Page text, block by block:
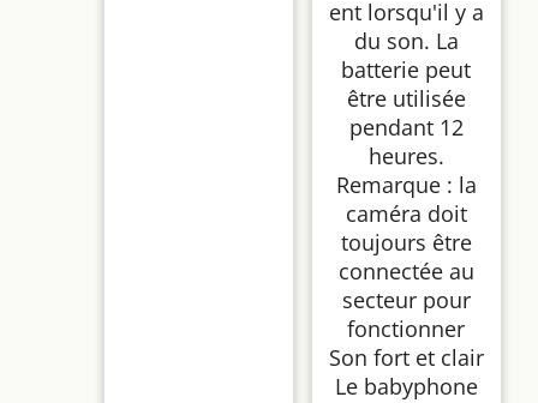
ent lorsqu'il y a
du son. La
batterie peut
être utilisée
pendant 12
heures.
Remarque : la
caméra doit
toujours être
connectée au
secteur pour
fonctionner
Son fort et clair
Le babyphone